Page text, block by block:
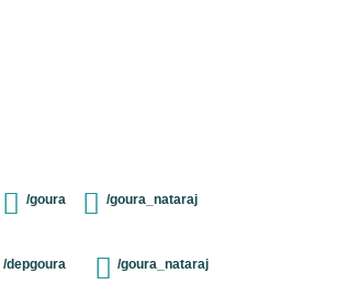
/goura /goura_nataraj
/depgoura /goura_nataraj